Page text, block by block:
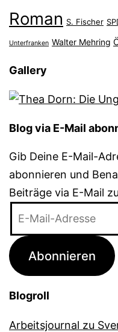
Roman S. Fischer
Unterfranken Walter Mehring
Gallery
Blog via E-Mail
Gib Deine E-Mail-
abonnieren und
Beiträge via E-Mail
Adresse
Abonnieren
Blogroll
Arbeitsjournal zu